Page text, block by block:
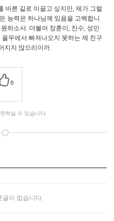
바른 길로 이끌고 싶지만, 제가 그럴
능력은 하나님께 있음을 고백합니
하소서. 더불어 장훈이, 진수, 성민
무에서 빠져나오지 못하는 제 친구
지지 않으리이까.
0
하실 수 있습니다.
이 없습니다.